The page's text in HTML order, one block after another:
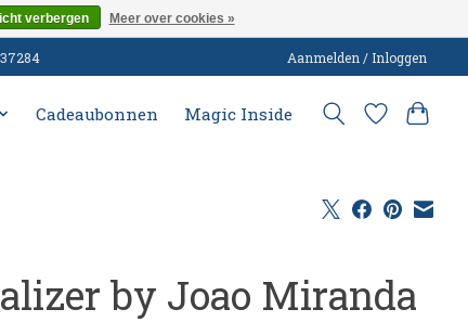
Aanmelden / Inloggen
Cadeaubonnen Magic Inside
by Joao Miranda
verbergen Meer over cookies »